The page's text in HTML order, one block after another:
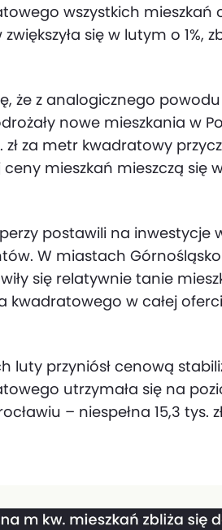
wszystkich mieszkań
się w lutym o 1%,
że z analogicznego
nowe mieszkania w
zł za metr kwadratowy
mieszkań mieszczą się
postawili na
W miastach
się relatywnie tanie
w całej
luty przyniósł cenową
utrzymała się na
– niespełna 15,3 tys.